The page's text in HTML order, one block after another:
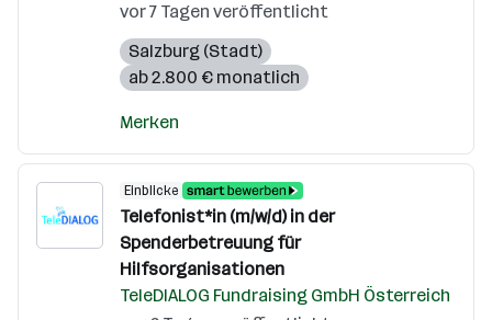
vor 7 Tagen veröffentlicht
Salzburg (Stadt)
ab 2.800 € monatlich
Merken
Einblicke
Telefonist*in (m/w/d) in der
Spenderbetreuung für
Hilfsorganisationen
TeleDIALOG Fundraising GmbH Österreich